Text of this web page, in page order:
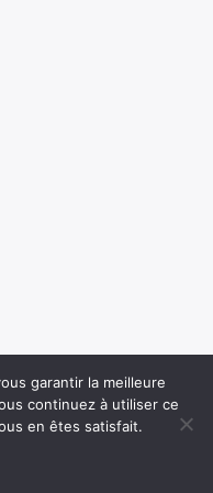
garantir la meilleure
continuez à utiliser ce
en êtes satisfait.